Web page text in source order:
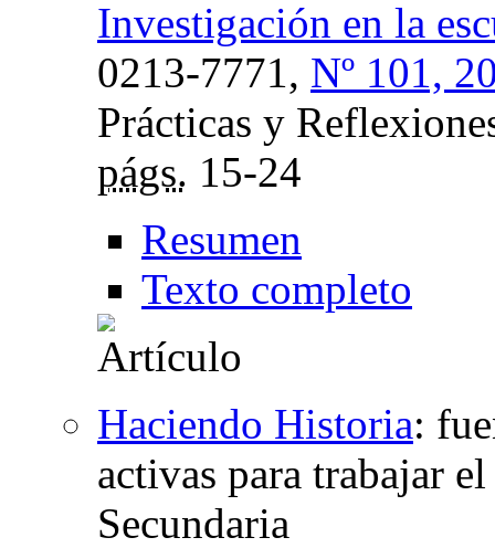
Investigación en la
0213-7771, Nº 101,
Prácticas y
págs. 15-24
Resumen
Texto completo
Haciendo Historia:
activas para trabajar
Secundaria